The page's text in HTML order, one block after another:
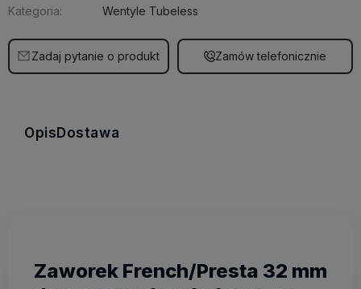
Kategoria:
Wentyle Tubeless
Zadaj pytanie o produkt Zamów telefonicznie
OpisDostawa
Zaworek French/Presta 32 mm